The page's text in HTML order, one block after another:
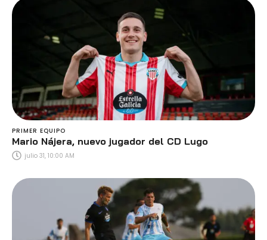
PRIMER EQUIPO
Mario Nájera, nuevo jugador del CD Lugo
julio 31, 10:00 AM